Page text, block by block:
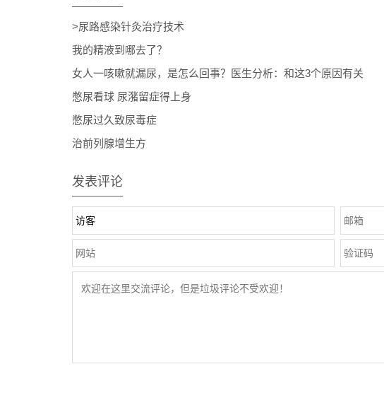
>尿路感染针灸治疗技术
我的精液到哪去了？
女人一咳嗽就漏尿，是怎么回事？医生分析：和这3个原因有关
憋尿看球 尿潴留症得上身
憋尿过久致尿毒症
治前列腺增生方
发表评论